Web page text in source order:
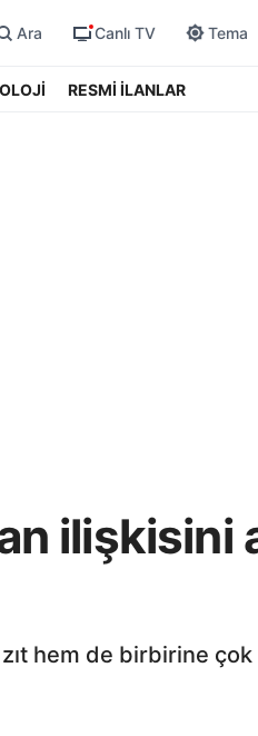
Ara Canlı TV Tema
RESMİ İLANLAR
ilişkisini
hem de birbirine